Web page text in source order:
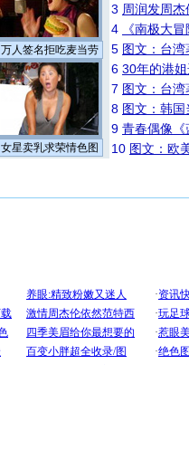
万人签名拒吃麦当劳
女星卖乳求荣情色图
3 周润发周
4
《南极大
5 图文：台
6 30年的港
7 图文：台
8 图文：韩
9 青春偶像《
10 图文：欧